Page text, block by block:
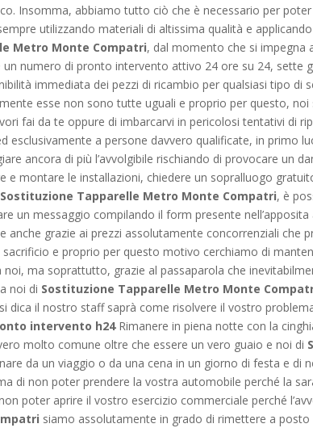
Insomma, abbiamo tutto ciò che è necessario per
utilizzando materiali di altissima qualità e
Metro Monte Compatri, dal momento che si impegna
numero di pronto intervento attivo 24 ore su 24, sette
immediata dei pezzi di ricambio per qualsiasi tipo di
esse non sono tutte uguali e proprio per questo, noi
fai da te oppure di imbarcarvi in pericolosi tentativi di
a persone davvero qualificate, in primo
ancora di più l’avvolgibile rischiando di provocare un
e montare le installazioni, chiedere un sopralluogo
Sostituzione Tapparelle Metro Monte Compatri, è
un messaggio compilando il form presente
grazie ai prezzi assolutamente concorrenziali che
e proprio per questo motivo cerchiamo di
ma soprattutto, grazie al passaparola che
noi di Sostituzione Tapparelle Metro Monte
dica il nostro staff saprà come risolvere il vostro
intervento h24Rimanere in piena notte con la
molto comune oltre che essere un vero guaio e noi di
da un viaggio o da una cena in un giorno di festa e di
di non poter prendere la vostra automobile perché la
poter aprire il vostro esercizio commerciale perché
siamo assolutamente in grado di rimettere a posto